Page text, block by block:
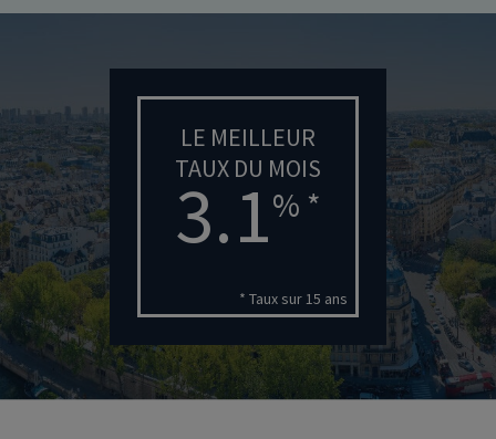
LE MEILLEUR
TAUX DU MOIS
3.1% *
* Taux sur 15 ans